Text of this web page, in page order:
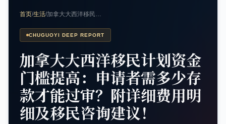
首页/生活/加拿大大西洋移民…
CHUGUOYI DEEP REPORT
加拿大大西洋移民计划资金
门槛提高：申请者需多少存
款才能过审？附详细费用明
细及移民咨询建议！